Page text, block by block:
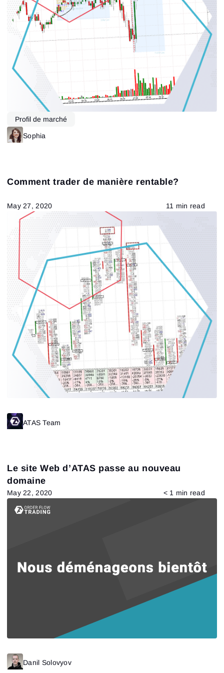
Profil de marché
Sophia
Comment trader de manière rentable?
May 27, 2020 11 min read
ATAS Team
Le site Web d’ATAS passe au nouveau
domaine
May 22, 2020 < 1 min read
Danil Solovyov
Se connecter
S’inscrire
Réinitialiser le mot de passe
Tu as déjà un compte ? Connexion